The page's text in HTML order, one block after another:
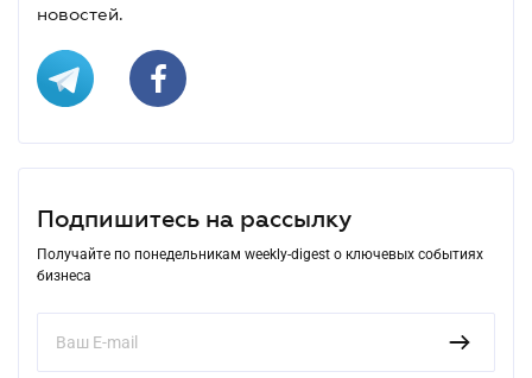
новостей.
Подпишитесь на рассылку
Получайте по понедельникам weekly-digest о ключевых событиях
бизнеса